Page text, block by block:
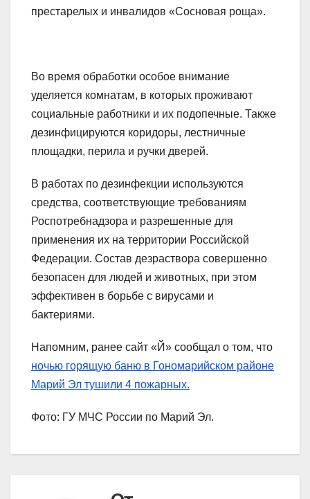
престарелых и инвалидов «Сосновая роща».
Во время обработки особое внимание
уделяется комнатам, в которых проживают
социальные работники и их подопечные. Также
дезинфицируются коридоры, лестничные
площадки, перила и ручки дверей.
В работах по дезинфекции используются
средства, соответствующие требованиям
Роспотребнадзора и разрешенные для
применения их на территории Российской
Федерации. Состав дезраствора совершенно
безопасен для людей и животных, при этом
эффективен в борьбе с вирусами и
бактериями.
Напомним, ранее сайт «Й» сообщал о том, что
ночью горящую баню в Гономарийском районе
Марий Эл тушили 4 пожарных.
Фото: ГУ МЧС России по Марий Эл.